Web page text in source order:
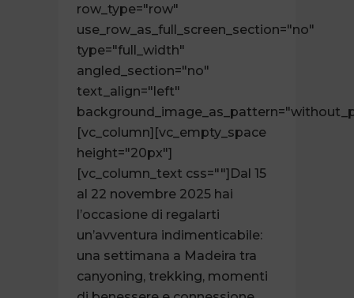
row_type="row"
use_row_as_full_screen_section="no"
type="full_width"
angled_section="no"
text_align="left"
[vc_column][vc_empty_space
height="20px"]
[vc_column_text css=""]Dal 15
al 22 novembre 2025 hai
l’occasione di regalarti
un’avventura indimenticabile:
una settimana a Madeira tra
canyoning, trekking, momenti